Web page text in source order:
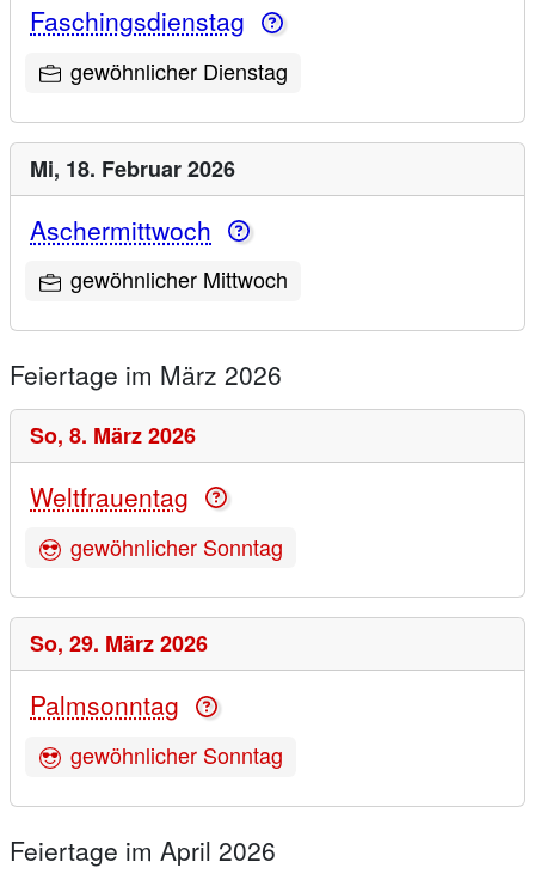
Faschingsdienstag
gewöhnlicher Dienstag
Mi, 18. Februar 2026
Aschermittwoch
gewöhnlicher Mittwoch
Feiertage im März 2026
So, 8. März 2026
Weltfrauentag
gewöhnlicher Sonntag
So, 29. März 2026
Palmsonntag
gewöhnlicher Sonntag
Feiertage im April 2026